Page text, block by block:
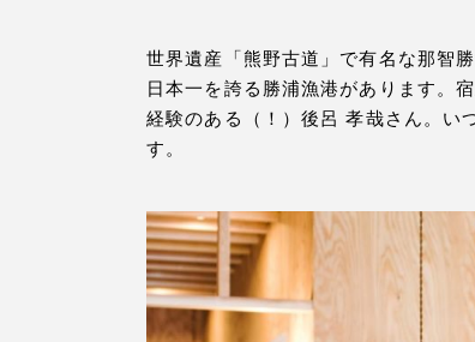
世界遺産「熊野古道」で有名な那智
日本一を誇る勝浦漁港があります。
経験のある（！）後呂 孝哉さん。い
す。